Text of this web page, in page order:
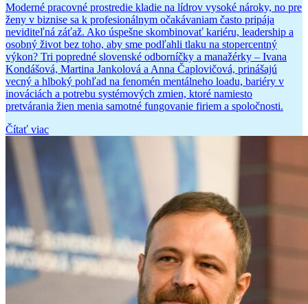
Moderné pracovné prostredie kladie na lídrov vysoké nároky, no pre
ženy v biznise sa k profesionálnym očakávaniam často pripája
neviditeľná záťaž. Ako úspešne skombinovať kariéru, leadership a
osobný život bez toho, aby sme podľahli tlaku na stopercentný
výkon? Tri popredné slovenské odborníčky a manažérky – Ivana
Kondášová, Martina Jankolová a Anna Čaplovičová, prinášajú
vecný a hlboký pohľad na fenomén mentálneho loadu, bariéry v
inováciách a potrebu systémových zmien, ktoré namiesto
pretvárania žien menia samotné fungovanie firiem a spoločnosti.
Čítať viac